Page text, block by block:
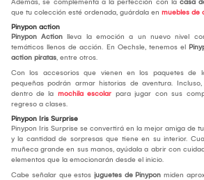
Además, se complementa a la perfección con la casa
que tu colección esté ordenada, guárdala en muebles de
Pinypon action
Pinypon Action lleva la emoción a un nuevo nivel
temáticos llenos de acción. En Oechsle, tenemos el
action piratas, entre otros.
Con los accesorios que vienen en los paquetes de
pequeñas podrán armar historias de aventura.
dentro de la mochila escolar para jugar con sus
regreso a clases.
Pinypon Iris Surprise
Pinypon Iris Surprise se convertirá en la mejor amiga de
y la cantidad de sorpresas que tiene en su interior.
muñeca grande en sus manos, ayúdala a abrir con
elementos que la emocionarán desde el inicio.
Cabe señalar que estos juguetes de Pinypon miden